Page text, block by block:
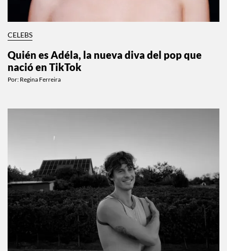
CELEBS
Quién es Adéla, la nueva diva del pop que
nació en TikTok
Por: Regina Ferreira